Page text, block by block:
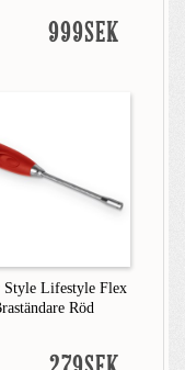
999SEK
Style Lifestyle Flex
Röd